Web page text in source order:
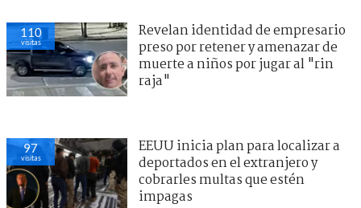
110
visitas
Revelan identidad de empresario
preso por retener y amenazar de
muerte a niños por jugar al "rin
raja"
97
visitas
EEUU inicia plan para localizar a
deportados en el extranjero y
cobrarles multas que estén
impagas